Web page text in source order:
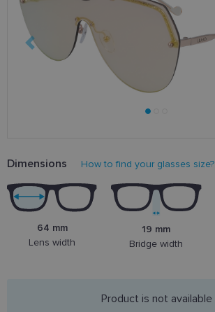
Dimensions How to find your glasses size?
64 mm
Lens width
19 mm
Bridge width
Product is not available